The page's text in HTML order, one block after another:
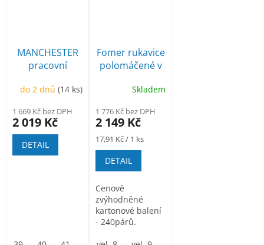
MANCHESTER
pracovní
do 2 dnů(14 ks)
1 669 Kč bez DPH
2 019 Kč
DETAIL
Fomer rukavice
polomáčené v
240p, á 7,40Kč
Skladem
1 776 Kč bez DPH
2 149 Kč
Měrná
cena:
17,91 Kč / 1 ks
DETAIL
Cenově
zvýhodněné
kartonové balení
- 240párů.